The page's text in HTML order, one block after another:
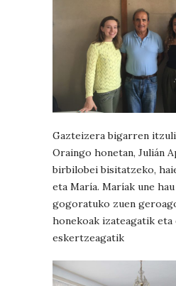
Gazteizera bigarren
Oraingo honetan, Julián
birbilobei bisitatzeko,
eta María. Maríak une
gogoratuko zuen
honekoak izateagatik eta
eskertzeagatik